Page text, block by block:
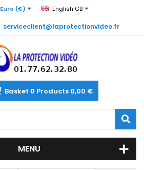
Euro (€) English GB
serviceclient@laprotectionvideo.fr
Basket 0 Products 0,00 €
MENU